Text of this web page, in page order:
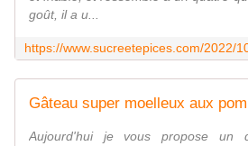
goût, il a u...
Aujourd'hui je vous propose un